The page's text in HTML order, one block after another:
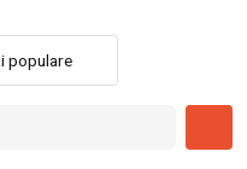
populare